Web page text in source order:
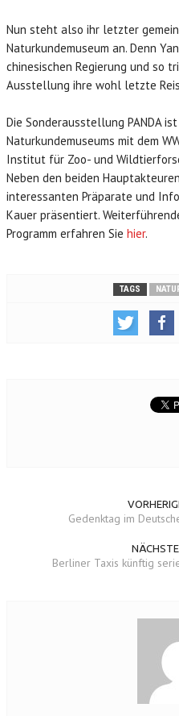
Nun steht also ihr letzter
Naturkundemuseum an. Denn
chinesischen Regierung und so
Ausstellung ihre wohl letzte
Die Sonderausstellung PANDA
Naturkundemuseums mit dem
Institut für Zoo- und
Neben den beiden
interessanten Präparate und
Kauer präsentiert.
Programm erfahren Sie hier.
TAGS
Gedenktag im
Berliner Taxis künftig